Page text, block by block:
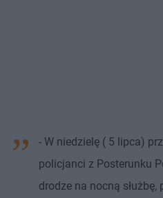
- W niedzielę ( 5 lipca)
policjanci z Posterunku
drodze na nocną